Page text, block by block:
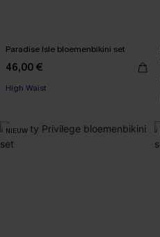
Paradise Isle bloemenbikini set
46,00 €
High Waist
NIEUW